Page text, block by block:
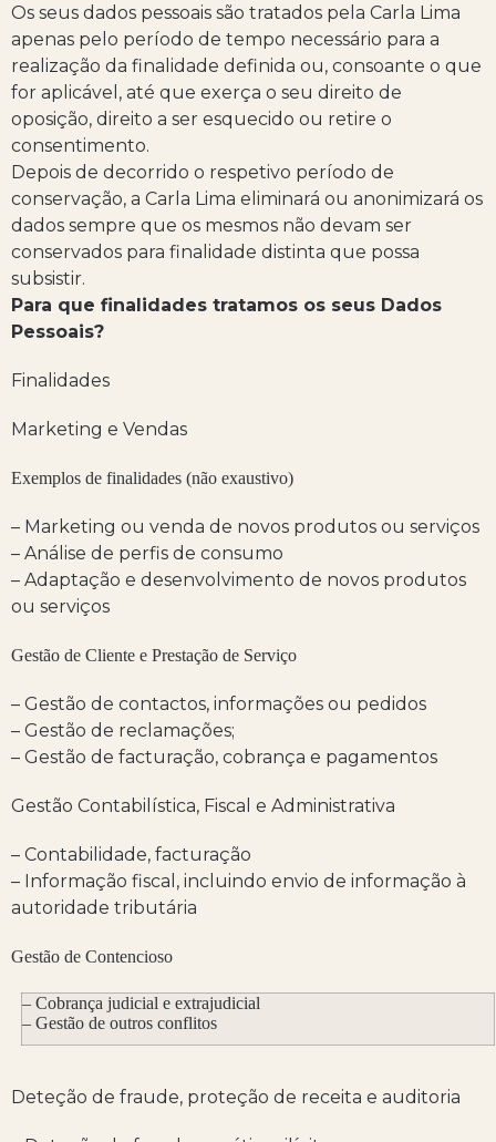
Os seus dados pessoais são tratados pela Carla Lima
apenas pelo período de tempo necessário para a
realização da finalidade definida ou, consoante o que
for aplicável, até que exerça o seu direito de
oposição, direito a ser esquecido ou retire o
consentimento.
Depois de decorrido o respetivo período de
conservação, a Carla Lima eliminará ou anonimizará os
dados sempre que os mesmos não devam ser
conservados para finalidade distinta que possa
subsistir.
Para que finalidades tratamos os seus Dados
Pessoais?
Finalidades
Marketing e Vendas
Exemplos de finalidades (não exaustivo)
– Marketing ou venda de novos produtos ou serviços
– Análise de perfis de consumo
– Adaptação e desenvolvimento de novos produtos
ou serviços
Gestão de Cliente e Prestação de Serviço
– Gestão de contactos, informações ou pedidos
– Gestão de reclamações;
– Gestão de facturação, cobrança e pagamentos
Gestão Contabilística, Fiscal e Administrativa
– Contabilidade, facturação
– Informação fiscal, incluindo envio de informação à
autoridade tributária
Gestão de Contencioso
– Cobrança judicial e extrajudicial
– Gestão de outros conflitos
Deteção de fraude, proteção de receita e auditoria